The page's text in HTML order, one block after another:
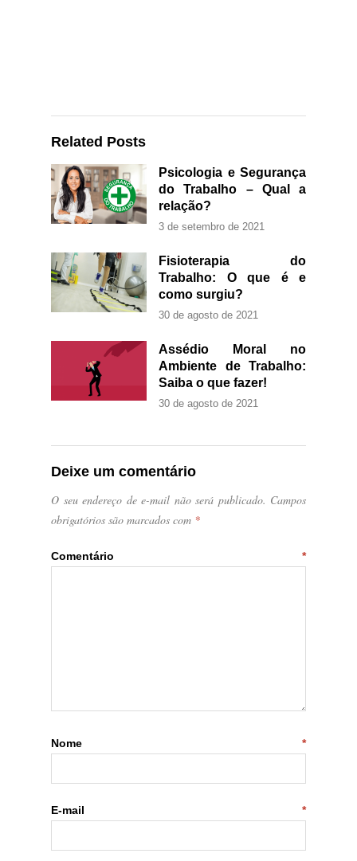
Related Posts
Psicologia e Segurança
do Trabalho – Qual a
relação?
3 de setembro de 2021
Fisioterapia do
Trabalho: O que é e
como surgiu?
30 de agosto de 2021
Assédio Moral no
Ambiente de Trabalho:
Saiba o que fazer!
30 de agosto de 2021
Deixe um comentário
O seu endereço de e-mail não será publicado. Campos
obrigatórios são marcados com *
Comentário *
Nome *
E-mail *